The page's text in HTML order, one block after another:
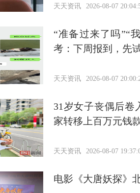
天天资讯 2026-08-07
“准备过来了吗”“
考：下周报到，先
天天资讯 2026-08-07
31岁女子丧偶后卷
家转移上百万元钱
天天资讯 2026-08-07
电影《大唐妖探》